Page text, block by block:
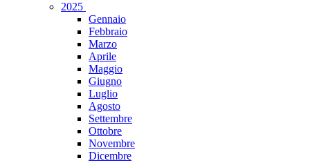
2025
Gennaio
Febbraio
Marzo
Aprile
Maggio
Giugno
Luglio
Agosto
Settembre
Ottobre
Novembre
Dicembre